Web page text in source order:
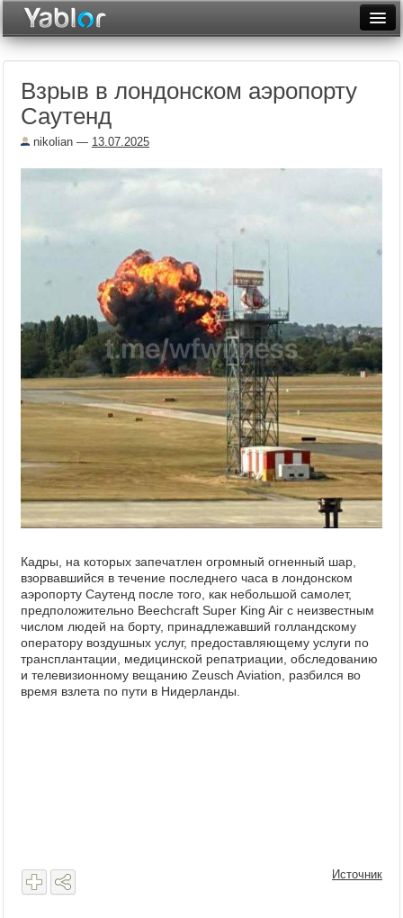
Неделя
Видеотоп
Взрыв в лондонском аэропорту
Саутенд
nikolian — 13.07.2025
Кадры, на которых запечатлен огромный огненный шар,
взорвавшийся в течение последнего часа в лондонском
аэропорту Саутенд после того, как небольшой самолет,
предположительно Beechcraft Super King Air с неизвестным
числом людей на борту, принадлежавший голландскому
оператору воздушных услуг, предоставляющему услуги по
трансплантации, медицинской репатриации, обследованию
и телевизионному вещанию Zeusch Aviation, разбился во
время взлета по пути в Нидерланды.
Источник